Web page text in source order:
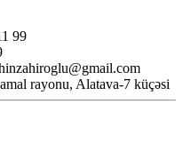
99
rayonu, Alatava-7 küçəsi